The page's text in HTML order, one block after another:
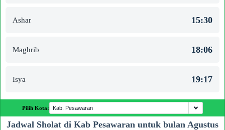
Ashar 15:30
Maghrib 18:06
Isya 19:17
Pilih Kota:
Jadwal Sholat di Kab Pesawaran untuk bulan Agustus